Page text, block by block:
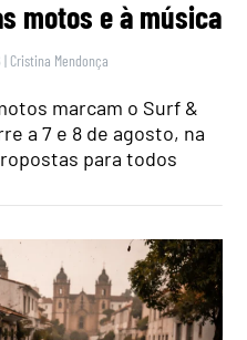
motos e à música
| Cristina Mendonça
marcam o Surf &
a 7 e 8 de agosto, na
para todos